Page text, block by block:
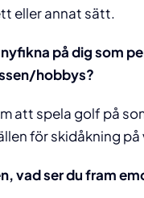
eller annat sätt.
på dig som
hobbys?
att spela golf på
för skidåkning
vad ser du fram